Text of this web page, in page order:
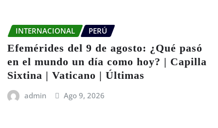
INTERNACIONAL PERÚ
Efemérides del 9 de agosto: ¿Qué pasó
en el mundo un día como hoy? | Capilla
Sixtina | Vaticano | Últimas
admin Ago 9, 2026